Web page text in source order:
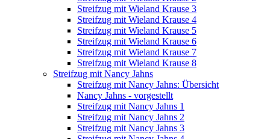
Streifzug mit Wieland Krause 3
Streifzug mit Wieland Krause 4
Streifzug mit Wieland Krause 5
Streifzug mit Wieland Krause 6
Streifzug mit Wieland Krause 7
Streifzug mit Wieland Krause 8
Streifzug mit Nancy Jahns
Streifzug mit Nancy Jahns: Übersicht
Nancy Jahns - vorgestellt
Streifzug mit Nancy Jahns 1
Streifzug mit Nancy Jahns 2
Streifzug mit Nancy Jahns 3